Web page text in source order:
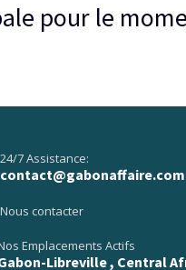
pour le
24/7 Assistance:
contact@gabonaffaire.com
Nous contacter
Emplacements Actifs
Libreville , Central